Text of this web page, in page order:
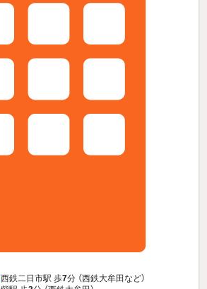
西鉄二日市駅 歩7分 （西鉄大牟田など）